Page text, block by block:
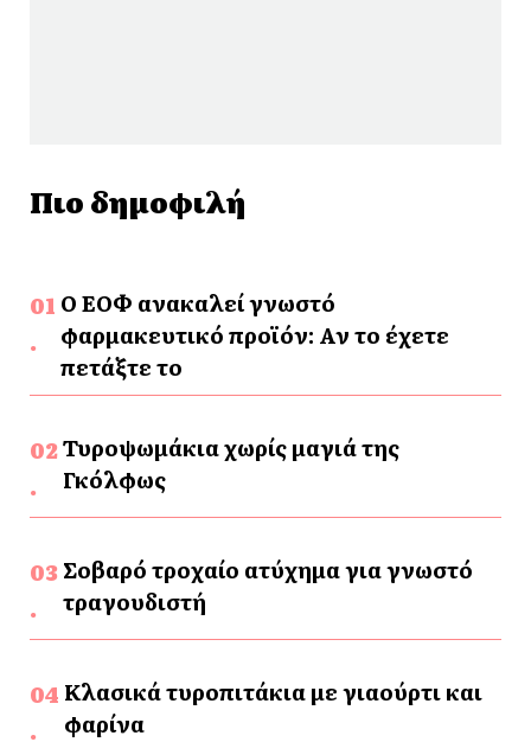
Πιο δημοφιλή
Ο ΕΟΦ ανακαλεί γνωστό
φαρμακευτικό προϊόν: Αν το έχετε
πετάξτε το
Τυροψωμάκια χωρίς μαγιά της
Γκόλφως
Σοβαρό τροχαίο ατύχημα για γνωστό
τραγουδιστή
Κλασικά τυροπιτάκια με γιαούρτι και
φαρίνα